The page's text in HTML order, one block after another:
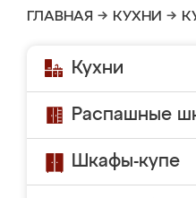
ГЛАВНАЯ → КУХНИ →
Кухни
Распашные
Шкафы-купе